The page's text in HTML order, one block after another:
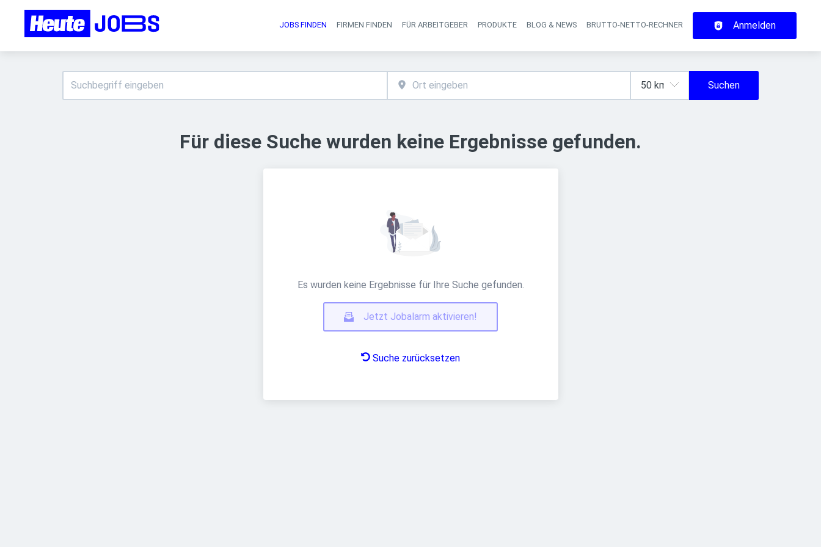
Haupt-Navigation
JOBS FINDEN FIRMEN FINDEN FÜR ARBEITGEBER PRODUKTE BLOG & NEWS BRUTTO-NETTO-RECHNER Anmelden
Suchen
Für diese Suche wurden keine Ergebnisse gefunden.
Es wurden keine Ergebnisse für Ihre Suche gefunden.
Jetzt Jobalarm aktivieren!
Suche zurücksetzen